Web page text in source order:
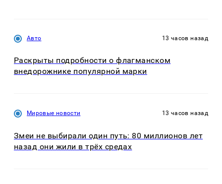
Авто 13 часов назад
Раскрыты подробности о флагманском
внедорожнике популярной марки
Мировые новости 13 часов назад
Змеи не выбирали один путь: 80 миллионов лет
назад они жили в трёх средах